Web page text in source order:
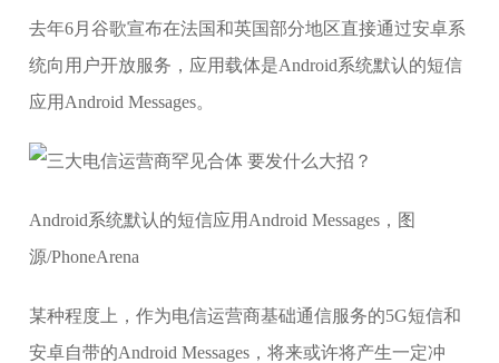
去年6月谷歌宣布在法国和英国部分地区直接通过安卓系
统向用户开放服务，应用载体是Android系统默认的短信
应用Android Messages。
Android系统默认的短信应用Android Messages，图
源/PhoneArena
某种程度上，作为电信运营商基础通信服务的5G短信和
安卓自带的Android Messages，将来或许将产生一定冲